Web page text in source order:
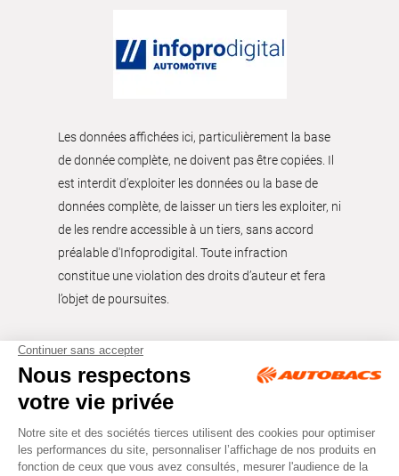
Les données affichées ici, particulièrement la base
de donnée complète, ne doivent pas être copiées. Il
est interdit d’exploiter les données ou la base de
données complète, de laisser un tiers les exploiter, ni
de les rendre accessible à un tiers, sans accord
préalable d'Infoprodigital. Toute infraction
constitue une violation des droits d’auteur et fera
l’objet de poursuites.